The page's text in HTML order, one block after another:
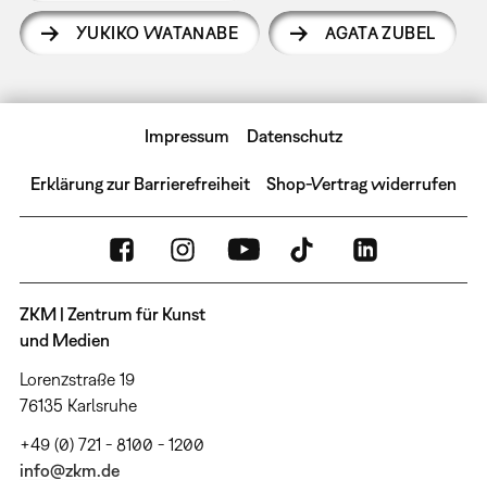
YUKIKO WATANABE AGATA ZUBEL
Impressum Datenschutz
Erklärung zur Barrierefreiheit Shop-Vertrag widerrufen
ZKM | Zentrum für Kunst
und Medien
Lorenzstraße 19
76135 Karlsruhe
+49 (0) 721 - 8100 - 1200
info@zkm.de